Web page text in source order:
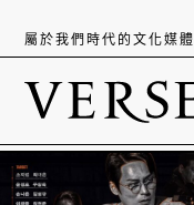
屬於我們時代的文化媒體